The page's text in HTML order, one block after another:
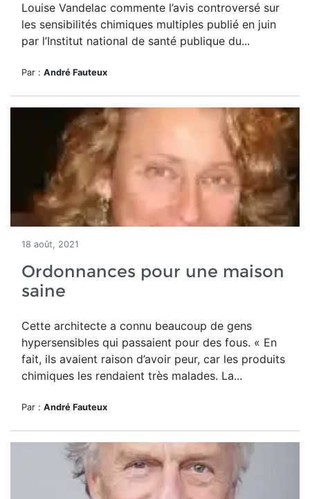
Louise Vandelac commente l’avis controversé sur
les sensibilités chimiques multiples publié en juin
par l’Institut national de santé publique du...
Par : André Fauteux
18 août, 2021
Ordonnances pour une maison
saine
Cette architecte a connu beaucoup de gens
hypersensibles qui passaient pour des fous. « En
fait, ils avaient raison d’avoir peur, car les produits
chimiques les rendaient très malades. La...
Par : André Fauteux